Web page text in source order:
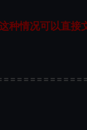
情况可以直接